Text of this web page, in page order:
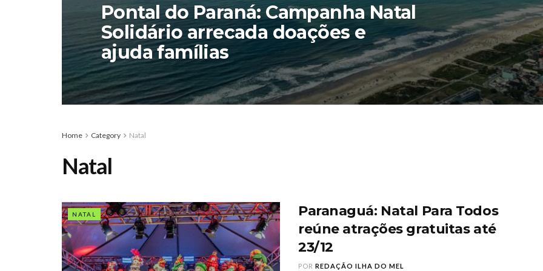
Pontal do Paraná: Campanha Natal
Solidário arrecada doações e
ajuda famílias
Home Category Natal
Natal
NATAL
Paranaguá: Natal Para Todos
reúne atrações gratuitas até
23/12
POR REDAÇÃO ILHA DO MEL